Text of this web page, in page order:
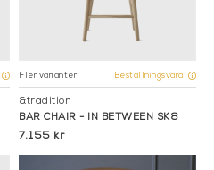
Fler varianter Beställningsvara
&tradition
BAR CHAIR - IN BETWEEN SK8
7.155 kr